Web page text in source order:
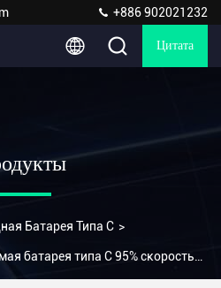
+886 902021232
Цитата
Батарея Типа С >
батарея типа C 95% скорость